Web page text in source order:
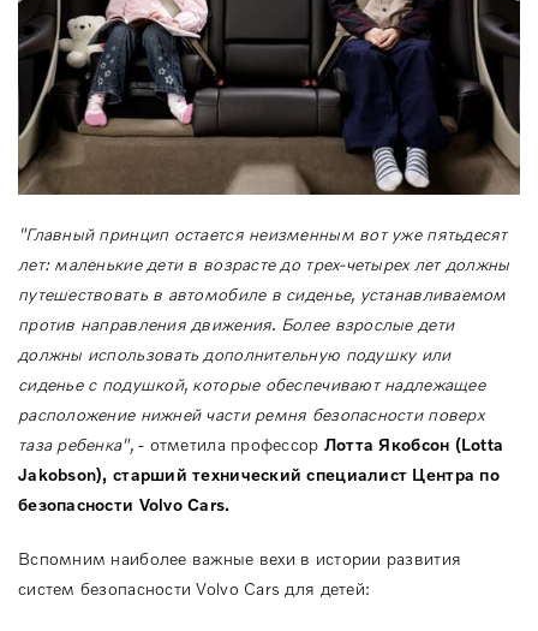
"Главный принцип остается неизменным вот уже пятьдесят
лет: маленькие дети в возрасте до трех-четырех лет должны
путешествовать в автомобиле в сиденье, устанавливаемом
против направления движения. Более взрослые дети
должны использовать дополнительную подушку или
сиденье с подушкой, которые обеспечивают надлежащее
расположение нижней части ремня безопасности поверх
таза ребенка",- отметила профессор Лотта Якобсон (Lotta
Jakobson), старший технический специалист Центра по
безопасности Volvo Cars.
Вспомним наиболее важные вехи в истории развития
систем безопасности Volvo Cars для детей: